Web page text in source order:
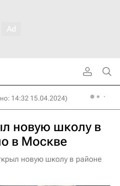
14:32 15.04.2024)
новую школу в
в Москве
новую школу в районе